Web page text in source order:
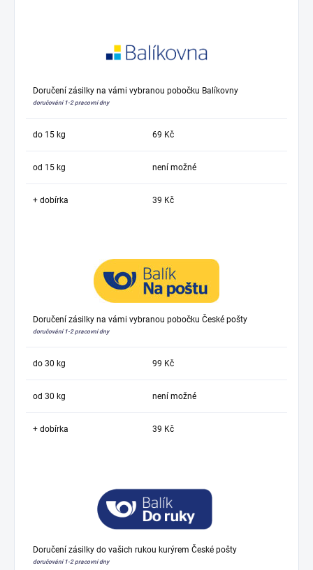
Doručení zásilky na vámi vybranou pobočku Balíkovny
doručování 1-2 pracovní dny
do 15 kg 69 Kč
od 15 kg není možné
+ dobírka 39 Kč
Doručení zásilky na vámi vybranou pobočku České pošty
doručování 1-2 pracovní dny
do 30 kg 99 Kč
od 30 kg není možné
+ dobírka 39 Kč
Doručení zásilky do vašich rukou kurýrem České pošty
doručování 1-2 pracovní dny